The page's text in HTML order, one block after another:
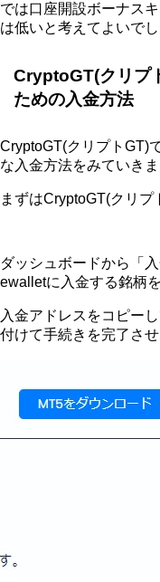
では口座開設ボーナス
は低いと考えてよいでし
CryptoGT(クリプ
ための入金方法
CryptoGT(クリプトGT)
な入金方法をみていきま
まずはCryptoGT(クリプ
ダッシュボードから「
ewalletに入金する銘柄
入金アドレスをコピー
付けて手続きを完了させ